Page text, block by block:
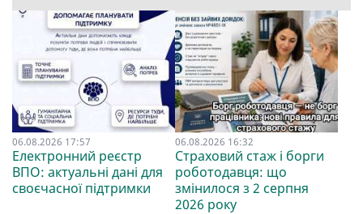
06.08.2026 17:57
Електронний реєстр
ВПО: актуальні дані для
своєчасної підтримки
06.08.2026 16:32
Страховий стаж і борги
роботодавця: що
змінилося з 2 серпня
2026 року